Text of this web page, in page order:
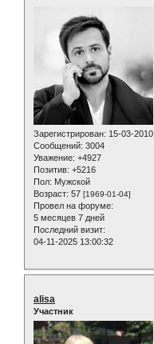
Зарегистрирован: 15-03-2010
Сообщений: 3004
Уважение: +4927
Позитив: +5216
Пол: Мужской
Возраст: 57 [1969-01-04]
Провел на форуме:
5 месяцев 7 дней
Последний визит:
04-11-2025 13:00:32
alisa
Участник